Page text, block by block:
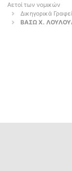
Αετοί των νομικών
Δικηγορικά
ΒΑΣΩ Χ.